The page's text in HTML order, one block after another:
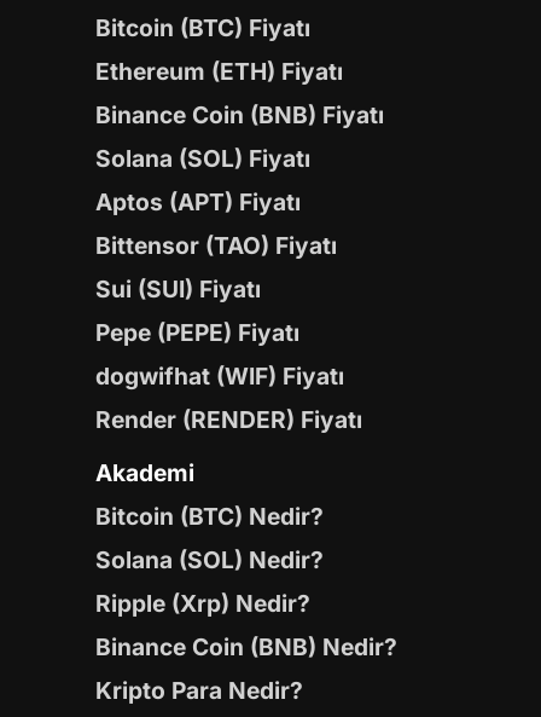
Bitcoin (BTC) Fiyatı
Ethereum (ETH) Fiyatı
Binance Coin (BNB) Fiyatı
Solana (SOL) Fiyatı
Aptos (APT) Fiyatı
Bittensor (TAO) Fiyatı
Sui (SUI) Fiyatı
Pepe (PEPE) Fiyatı
dogwifhat (WIF) Fiyatı
Render (RENDER) Fiyatı
Akademi
Bitcoin (BTC) Nedir?
Solana (SOL) Nedir?
Ripple (Xrp) Nedir?
Binance Coin (BNB) Nedir?
Kripto Para Nedir?